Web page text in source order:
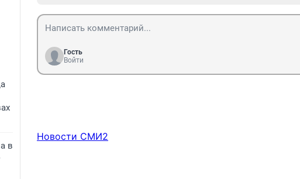
в
Гость
Войти
Новости СМИ2